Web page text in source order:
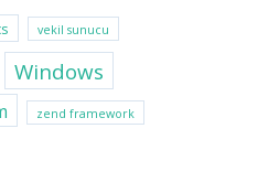
vekil sunucu
Windows
zend framework